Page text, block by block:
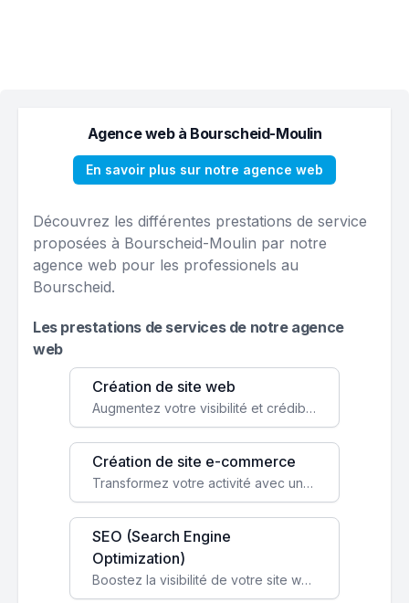
Agence web à Bourscheid-Moulin
En savoir plus sur notre agence web
Découvrez les différentes prestations de service
proposées à Bourscheid-Moulin par notre
agence web pour les professionels au
Bourscheid.
Les prestations de services de notre agence
web
Création de site web
Augmentez votre visibilité et crédibilité en ligne avec un site web performant, conçu pour attirer plus de clients.
Création de site e-commerce
Transformez votre activité avec une boutique en ligne, accessible à l'échelle mondiale 24/7.
SEO (Search Engine
Optimization)
Boostez la visibilité de votre site web sur Google et attirez du trafic qualifié grâce à nos stratégies SEO.